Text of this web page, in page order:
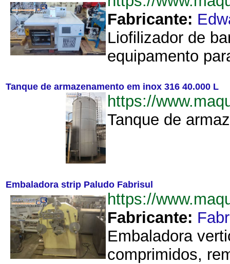
Fabricante:
Liofilizador de
equipamento
Tanque de armazenamento em inox 316 40.000 L
https://
Tanque de
Embaladora strip Paludo Fabrisul
https://
Fabricante:
Embaladora
comprimidos,